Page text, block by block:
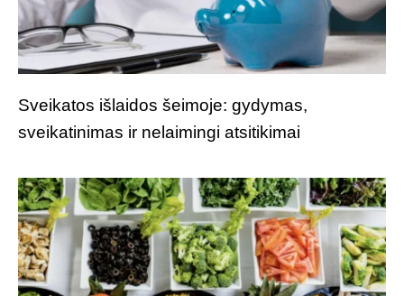
Sveikatos išlaidos šeimoje: gydymas,
sveikatinimas ir nelaimingi atsitikimai